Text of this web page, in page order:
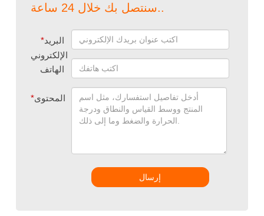
سنتصل بك خلال 24 ساعة..
*البريد
الإلكتروني
الهاتف
*المحتوى
إرسال